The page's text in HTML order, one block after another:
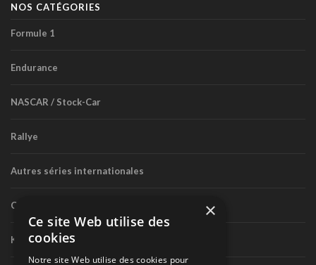
NOS CATÉGORIES
Formule 1
Endurance
NASCAR / Stock-Car
Rallye
Autres séries internationales
Circuit routier canadien
Karting
×
Ce site Web utilise des
cookies
Notre site Web utilise des cookies pour